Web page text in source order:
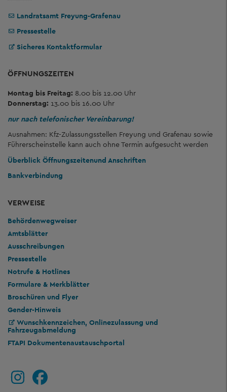
Landratsamt Freyung-Grafenau
Pressestelle
Sicheres Kontaktformular
ÖFFNUNGSZEITEN
Montag bis Freitag: 8.00 bis 12.00 Uhr
Donnerstag: 13.00 bis 16.00 Uhr
nur nach telefonischer Vereinbarung!
Ausnahmen: Kfz-Zulassungsstellen Freyung und Grafenau sowie
Führerscheinstelle kann auch ohne Termin aufgesucht werden
Überblick Öffnungszeitenund Anschriften
Bankverbindung
VERWEISE
Behördenwegweiser
Amtsblätter
Ausschreibungen
Pressestelle
Notrufe & Hotlines
Formulare & Merkblätter
Broschüren und Flyer
Gender-Hinweis
Wunschkennzeichen, Onlinezulassung und
Fahrzeugabmeldung
FTAPI Dokumentenaustauschportal